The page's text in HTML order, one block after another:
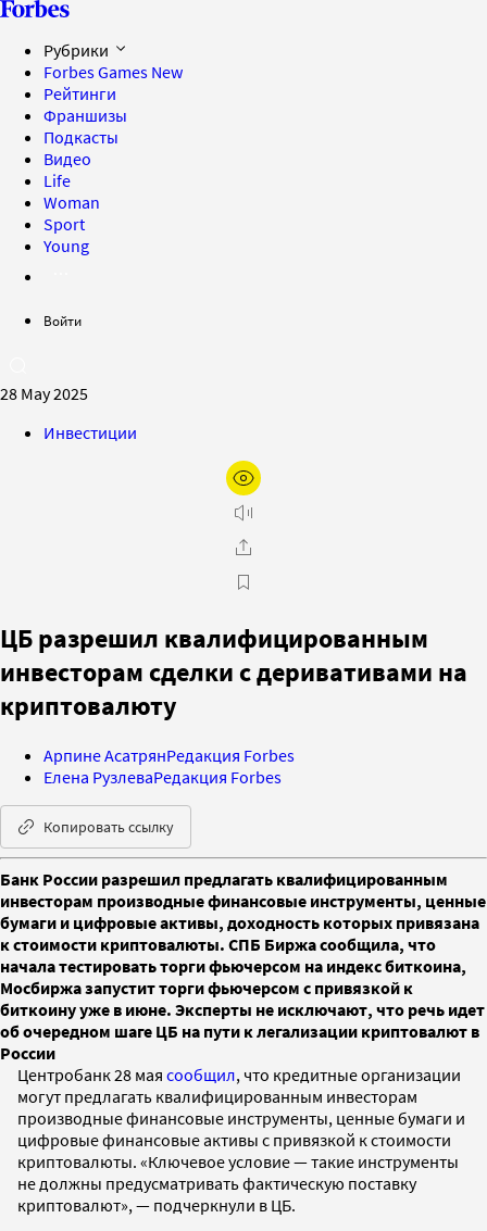
Рубрики
Forbes Games New
Рейтинги
Франшизы
Подкасты
Видео
Life
Woman
Sport
Young
Войти
28 May 2025
Инвестиции
ЦБ разрешил квалифицированным
инвесторам сделки с деривативами на
криптовалюту
Арпине АсатрянРедакция Forbes
Елена РузлеваРедакция Forbes
Копировать ссылку
Банк России разрешил предлагать квалифицированным
инвесторам производные финансовые инструменты, ценные
бумаги и цифровые активы, доходность которых привязана
к стоимости криптовалюты. СПБ Биржа сообщила, что
начала тестировать торги фьючерсом на индекс биткоина,
Мосбиржа запустит торги фьючерсом с привязкой к
биткоину уже в июне. Эксперты не исключают, что речь идет
об очередном шаге ЦБ на пути к легализации криптовалют в
России
Центробанк 28 мая сообщил, что кредитные организации
могут предлагать квалифицированным инвесторам
производные финансовые инструменты, ценные бумаги и
цифровые финансовые активы с привязкой к стоимости
криптовалюты. «Ключевое условие — такие инструменты
не должны предусматривать фактическую поставку
криптовалют», — подчеркнули в ЦБ.